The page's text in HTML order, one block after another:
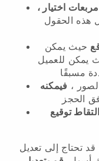
مربعات اختيار ،
هذه الحقول
حيث يمكن
يمكن للعميل
، فيمكنه
التقاط توقيع
قد تحتاج إلى تعديل